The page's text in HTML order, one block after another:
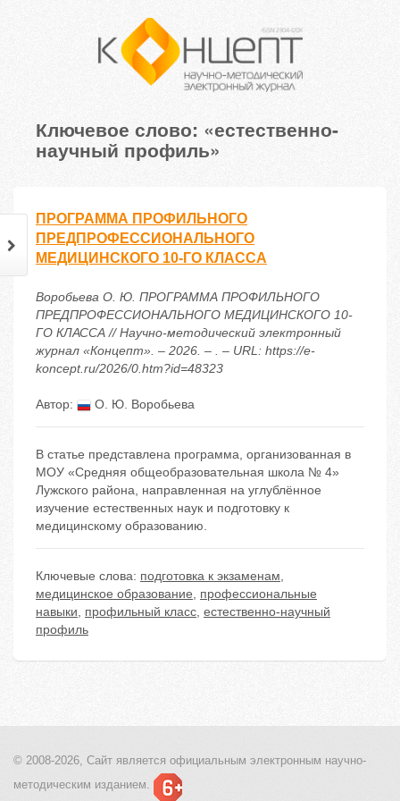
Ключевое слово: «естественно-
научный профиль»
ПРОГРАММА ПРОФИЛЬНОГО
ПРЕДПРОФЕССИОНАЛЬНОГО
МЕДИЦИНСКОГО 10-ГО КЛАССА
Воробьева О. Ю. ПРОГРАММА ПРОФИЛЬНОГО
ПРЕДПРОФЕССИОНАЛЬНОГО МЕДИЦИНСКОГО 10-
ГО КЛАССА // Научно-методический электронный
журнал «Концепт». – 2026. – . – URL: https://e-
koncept.ru/2026/0.htm?id=48323
Автор: О. Ю. Воробьева
В статье представлена программа, организованная в
МОУ «Средняя общеобразовательная школа № 4»
Лужского района, направленная на углублённое
изучение естественных наук и подготовку к
медицинскому образованию.
Ключевые слова: подготовка к экзаменам,
медицинское образование, профессиональные
навыки, профильный класс, естественно-научный
профиль
© 2008-2026, Сайт является официальным электронным научно-
методическим изданием.